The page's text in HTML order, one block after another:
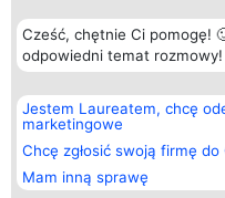
Cześć, chętnie Ci pomogę!
odpowiedni temat rozmowy!
Jestem Laureatem, chcę
marketingowe
Chcę zgłosić swoją firmę do
Mam inną sprawę
Organizator plebiscytu
Bright Side Solutions sp. z o.
o. sp. k.
ul. Ruska 22
Wrocław 50-079
KRS 0000749100 | Regon
381313360 | NIP 8943132676